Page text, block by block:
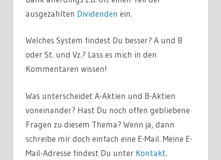
ausgezahlten Dividenden ein.
Welches System findest Du besser? A und B
oder St. und Vz.? Lass es mich in den
Kommentaren wissen!
Was unterscheidet A-Aktien und B-Aktien
voneinander? Hast Du noch offen gebliebene
Fragen zu diesem Thema? Wenn ja, dann
schreibe mir doch einfach eine E-Mail. Meine E-
Mail-Adresse findest Du unter Kontakt.